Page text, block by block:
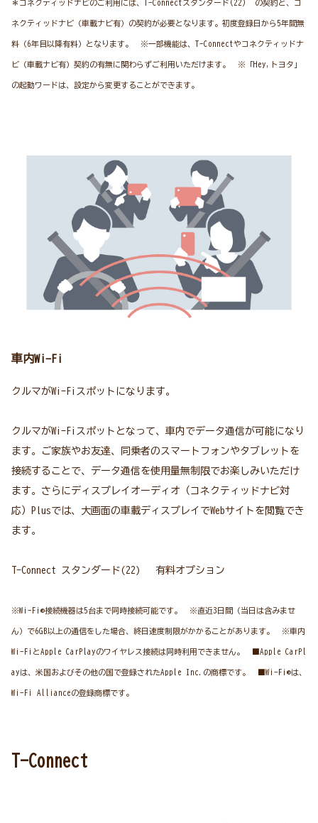
＊コネクティッドナビのご利用には、T-Connectスタンダード(22) の契約と、コ
ネクティッドナビ（車載ナビ有）の契約が必要となります。初度登録日から5年間無
料（6年目以降有料）となります。 ※一部機能は、T-Connectやコネクティッドナ
ビ（車載ナビ有）契約の有無に関わらずご利用いただけます。 ※「Hey,トヨタ」
の起動ワードは、設定から変更することができます。
車内Wi-Fi
クルマがWi-Fiスポットになります。
クルマがWi-Fiスポットとなって、車内でデータ通信が可能になり
ます。ご家族やお友達、同乗者のスマートフォンやタブレットを
接続することで、データ通信を使用量無制限でお楽しみいただけ
ます。さらにディスプレイオーディオ（コネクティッドナビ対
応）Plusでは、大画面の車載ディスプレイでWebサイトを閲覧でき
ます。
T-Connect スタンダード(22) 有料オプション
※Wi-Fi®接続機器は5台まで同時接続可能です。 ※直近3日間（当日は含みませ
ん）で6GB以上の通信をした場合、終日速度制限がかかることがあります。 ※車内
Wi-FiとApple CarPlayのワイヤレス接続は同時利用できません。 ■Apple CarPl
ayは、米国およびその他の国で登録されたApple Inc.の商標です。 ■Wi-Fi®は、
Wi-Fi Allianceの登録商標です。
T-Connect